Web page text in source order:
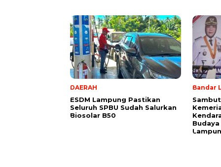
DAERAH
ESDM Lampung Pastikan
Seluruh SPBU Sudah Salurkan
Biosolar B50
Bandar